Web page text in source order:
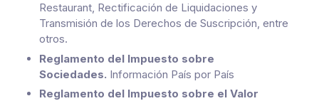
Restaurant, Rectificación de Liquidaciones y
Transmisión de los Derechos de Suscripción, entre
otros.
Reglamento del Impuesto sobre
Sociedades. Información País por País
Reglamento del Impuesto sobre el Valor